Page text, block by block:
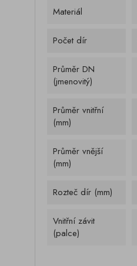
Materiál
Počet dír
Průměr DN
(jmenovitý)
Průměr vnitřní
(mm)
Průměr vnější
(mm)
Rozteč dír (mm)
Vnitřní závit
(palce)